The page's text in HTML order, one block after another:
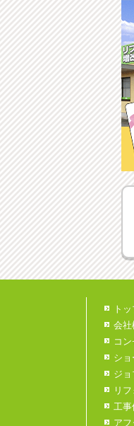
ト
会社
コン
ショ
ジョ
リ
工
アフ